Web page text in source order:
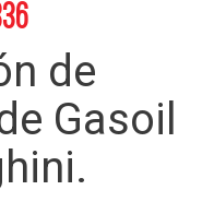
de
Gasoil